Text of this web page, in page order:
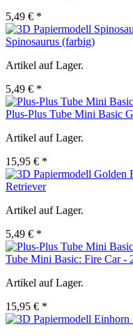
5,49 € *
Spinosaurus (farbig)
Artikel auf Lager.
5,49 € *
Plus-Plus Tube Mini Basic
Artikel auf Lager.
15,95 € *
Retriever
Artikel auf Lager.
5,49 € *
Tube Mini Basic: Fire Car -
Artikel auf Lager.
15,95 € *